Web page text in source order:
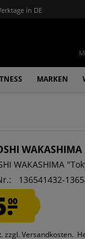
in DE
MARKEN
WAKASHIMA
WAKASHIMA
136541432-
00
zzgl. Versandkosten.